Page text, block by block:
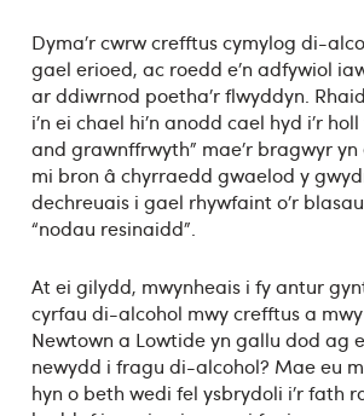
Dyma’r cwrw crefftus cymylog di-
gael erioed, ac roedd e’n adfywiol
ar ddiwrnod poetha’r flwyddyn.
i’n ei chael hi’n anodd cael hyd i’r
and grawnffrwyth” mae’r bragwyr yn
mi bron â chyrraedd gwaelod y
dechreuais i gael rhywfaint o’r
“nodau resinaidd”.
At ei gilydd, mwynheais i fy antur
cyrfau di-alcohol mwy crefftus a
Newtown a Lowtide yn gallu dod ag
newydd i fragu di-alcohol? Mae eu
hyn o beth wedi fel ysbrydoli i’r fath